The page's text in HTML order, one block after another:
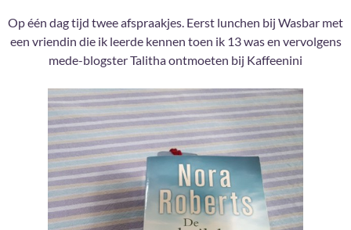
Op één dag tijd twee afspraakjes. Eerst lunchen bij Wasbar met
een vriendin die ik leerde kennen toen ik 13 was en vervolgens
mede-blogster Talitha ontmoeten bij Kaffeenini